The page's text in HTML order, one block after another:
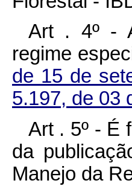
Art . 4º -
regime
de 15 de
5.197, de 03
Art . 5º - É
da
Manejo da